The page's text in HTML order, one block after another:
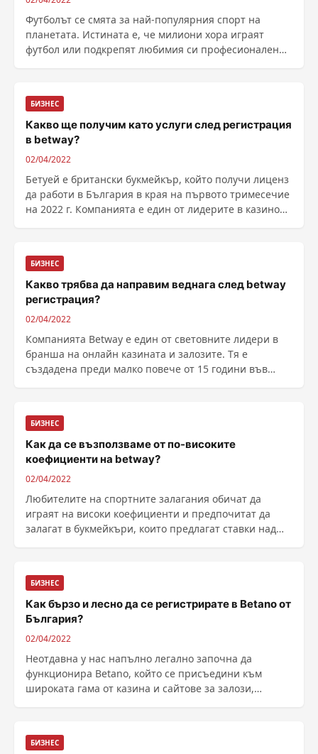
Футболът се смята за най-популярния спорт на
планетата. Истината е, че милиони хора играят
футбол или подкрепят любимия си професионален
БИЗНЕС
Какво ще получим като услуги след регистрация
в betway?
02/04/2022
Бетуей е британски букмейкър, който получи лиценз
да работи в България в края на първото тримесечие
на 2022 г. Компанията е един от лидерите в казино
БИЗНЕС
Какво трябва да направим веднага след betway
регистрация?
02/04/2022
Компанията Betway е един от световните лидери в
бранша на онлайн казината и залозите. Тя е
създадена преди малко повече от 15 години във
БИЗНЕС
Как да се възползваме от по-високите
коефициенти на betway?
02/04/2022
Любителите на спортните залагания обичат да
играят на високи коефициенти и предпочитат да
залагат в букмейкъри, които предлагат ставки над
БИЗНЕС
Как бързо и лесно да се регистрирате в Betano от
България?
02/04/2022
Неотдавна у нас напълно легално започна да
функционира Betano, който се присъедини към
широката гама от казина и сайтове за залози,
БИЗНЕС